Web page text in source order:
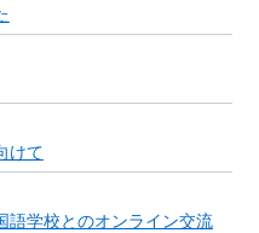
けて
語学校とのオンライン交流